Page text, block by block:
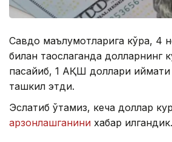
Савдо маълумотларига кўра, 4
билан таққослаганда долларнинг
пасайиб, 1 АҚШ доллари қиймати
ташкил этди.
Эслатиб ўтамиз, кеча доллар
арзонлашганини хабар қилгандик.